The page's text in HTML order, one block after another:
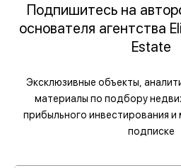
Подпишитесь на
основателя агентства
Estate
Эксклюзивные объекты,
материалы по подбору
прибыльного инвестирования и
подписке